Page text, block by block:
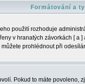
Formátování a
použití rozhoduje
v hranatých závorkách [ a
prohlédnout při
Pokud to máte povoleno,